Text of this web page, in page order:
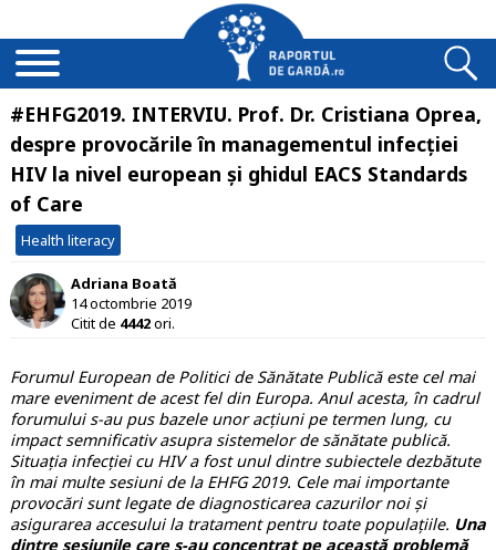
#EHFG2019. INTERVIU. Prof. Dr. Cristiana Oprea,
despre provocările în managementul infecției
HIV la nivel european și ghidul EACS Standards
of Care
Health literacy
Adriana Boată
14 octombrie 2019
Citit de 4442ori.
Forumul European de Politici de Sănătate Publică este cel mai
mare eveniment de acest fel din Europa. Anul acesta, în cadrul
forumului s-au pus bazele unor acțiuni pe termen lung, cu
impact semnificativ asupra sistemelor de sănătate publică.
Situația infecției cu HIV a fost unul dintre subiectele dezbătute
în mai multe sesiuni de la EHFG 2019. Cele mai importante
provocări sunt legate de diagnosticarea cazurilor noi și
asigurarea accesului la tratament pentru toate populațiile. Una
dintre sesiunile care s-au concentrat pe această problemă